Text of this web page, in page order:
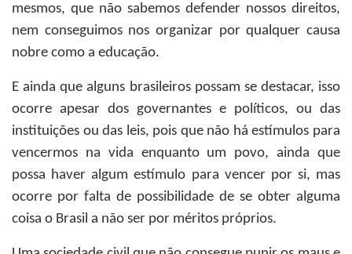
mesmos, que não sabemos defender nossos direitos,
nem conseguimos nos organizar por qualquer causa
nobre como a educação.
E ainda que alguns brasileiros possam se destacar, isso
ocorre apesar dos governantes e políticos, ou das
instituições ou das leis, pois que não há estímulos para
vencermos na vida enquanto um povo, ainda que
possa haver algum estímulo para vencer por si, mas
ocorre por falta de possibilidade de se obter alguma
coisa o Brasil a não ser por méritos próprios.